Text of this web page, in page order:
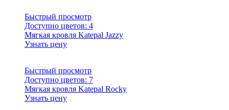
Быстрый просмотр
Доступно цветов: 4
Мягкая кровля Katepal Jazzy
Узнать цену
Быстрый просмотр
Доступно цветов: 7
Мягкая кровля Katepal Rocky
Узнать цену